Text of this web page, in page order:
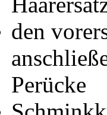
den
Perücke